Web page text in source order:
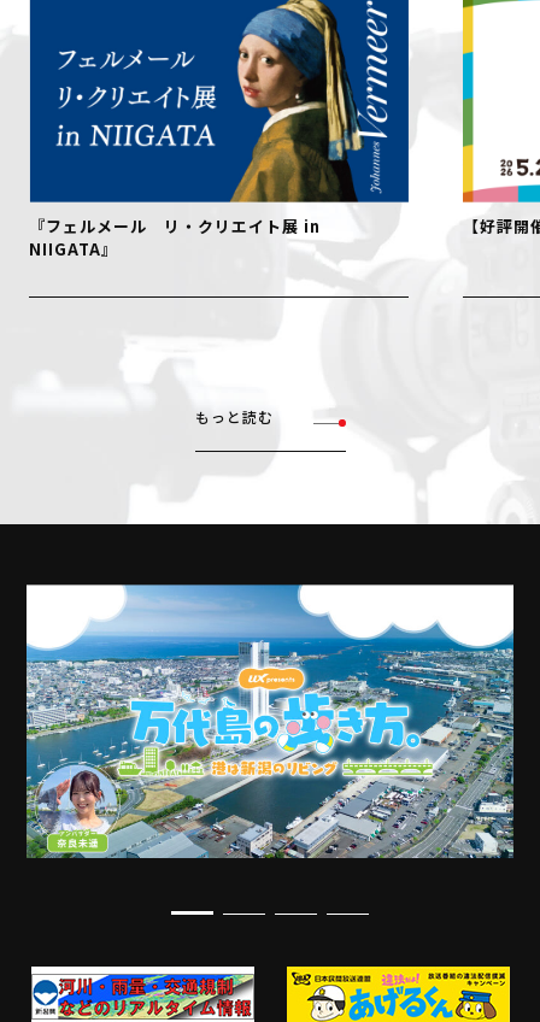
【好評開催中！】おでかけ！絵本ミュージアム
【
もっと読む